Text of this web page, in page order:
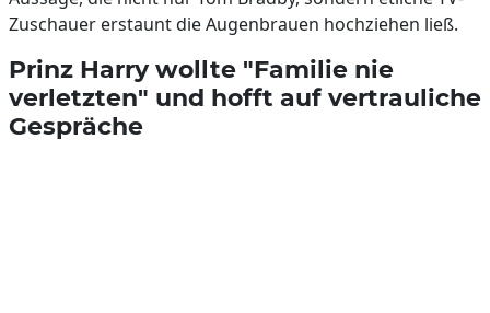
Zuschauer erstaunt die Augenbrauen hochziehen ließ.
Prinz Harry wollte "Familie nie
verletzten" und hofft auf vertrauliche
Gespräche